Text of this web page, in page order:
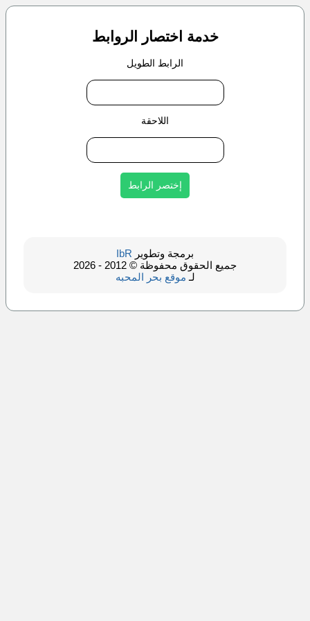
خدمة اختصار الروابط
الرابط الطويل
اللاحقة
برمجة وتطوير IbR
جميع الحقوق محفوظة © 2012 - 2026
لـ موقع بحر المحبه